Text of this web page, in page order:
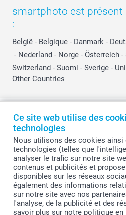
Ce site web utilise des
technologies
Nous utilisons des cookies ainsi
technologies (telles que
analyser le trafic sur notre site
contenus et publicités et
disponibles sur les réseaux
également des informations
sur notre site avec nos
l'analyse, de la publicité et des
savoir plus sur notre politique
smartphoto est présent
:
België - Belgique - Danmark -
- Nederland - Norge - Österreich -
Switzerland - Suomi - Sverige -
Other Countries
© smartphoto group. Tous droits
smartphoto group SA.
Siège social : Kwatrechtsteenweg 160,
Numéro de TVA BE 0405.706.755
Numéro d'entreprise 0405.706.755.
Coordonnées bancaires: IBAN BE71
Tous les prix sont en EURO (€),